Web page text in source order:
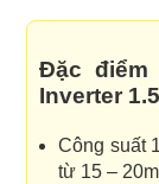
Đặc điểm
Inverter
Công suất
từ 15 –